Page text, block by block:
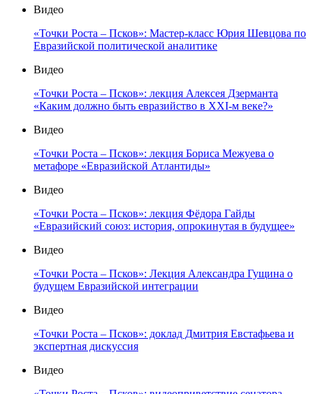
Видео
«Точки Роста – Псков»: Мастер-класс Юрия Шевцова по
Евразийской политической аналитике
Видео
«Точки Роста – Псков»: лекция Алексея Дзерманта
«Каким должно быть евразийство в XXI-м веке?»
Видео
«Точки Роста – Псков»: лекция Бориса Межуева о
метафоре «Евразийской Атлантиды»
Видео
«Точки Роста – Псков»: лекция Фёдора Гайды
«Евразийский союз: история, опрокинутая в будущее»
Видео
«Точки Роста – Псков»: Лекция Александра Гущина о
будущем Евразийской интеграции
Видео
«Точки Роста – Псков»: доклад Дмитрия Евстафьева и
экспертная дискуссия
Видео